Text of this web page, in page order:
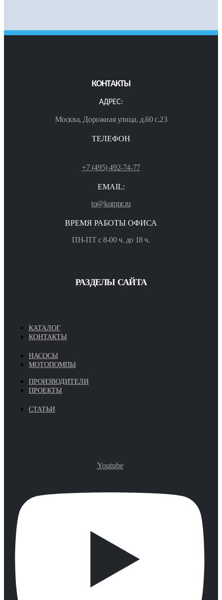
КОНТАКТЫ
АДРЕС:
Москва, Дорожная улица, д.60 с.23
ТЕЛЕФОН
+7 (495) 492-74-77
EMAIL:
to@kompr.ru
ВРЕМЯ РАБОТЫ ОФИСА
ПН-ПТ с 8-00 ч. до 18 ч.
РАЗДЕЛЫ САЙТА
КАТАЛОГ
КОНТАКТЫ
НАСОСЫ
МОТОПОМПЫ
ПРОИЗВОДИТЕЛИ
ПРОЕКТЫ
СТАТЬИ
Youtube